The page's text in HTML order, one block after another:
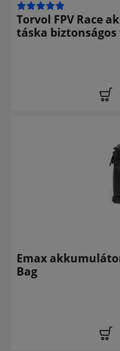
Torvol FPV Race
táska
Emax
Bag